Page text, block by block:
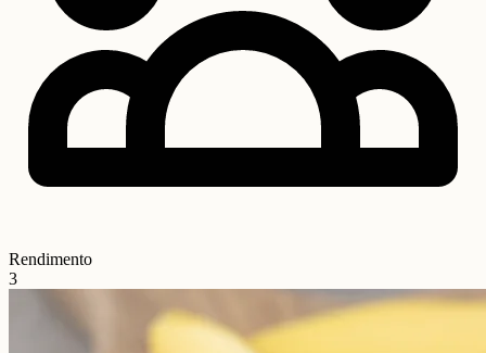
Rendimento
3